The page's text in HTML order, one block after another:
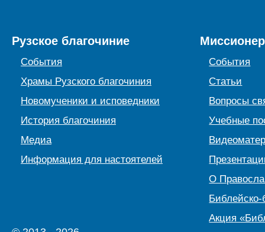
Рузское благочиние
События
Храмы Рузского благочиния
Новомученики и исповедники
История благочиния
Медиа
Информация для настоятелей
События
Статьи
Вопросы
Учебные
О
Библейско-
Акция